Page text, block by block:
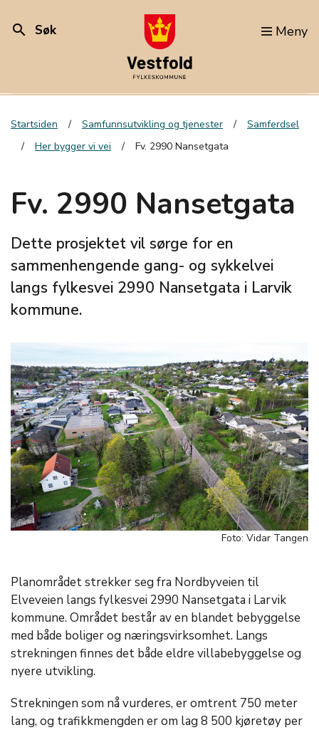
search Søk Meny
Startsiden Samfunnsutvikling og tjenester
Samferdsel
Her bygger vi vei
Fv. 2990 Nansetgata
Fv. 2990 Nansetgata
Dette prosjektet vil sørge for en
sammenhengende gang- og sykkelvei
langs fylkesvei 2990 Nansetgata i Larvik
kommune.
Foto: Vidar Tangen
Planområdet strekker seg fra Nordbyveien til
Elveveien langs fylkesvei 2990 Nansetgata i Larvik
kommune. Området består av en blandet bebyggelse
med både boliger og næringsvirksomhet. Langs
strekningen finnes det både eldre villabebyggelse og
nyere utvikling.
Strekningen som nå vurderes, er omtrent 750 meter
lang, og trafikkmengden er om lag 8 500 kjøretøy per